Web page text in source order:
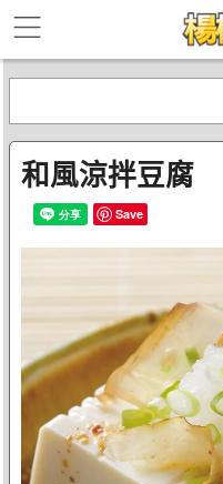
和風涼拌豆腐
Save